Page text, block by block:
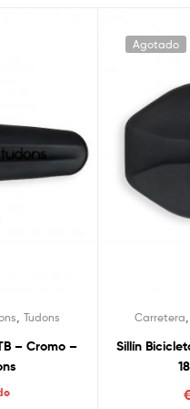
,Tudons
– Cromo –
Agotado
Carretera
Sillín